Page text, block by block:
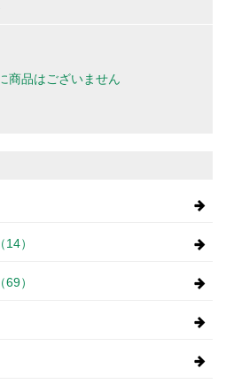
商品はございません
）
）